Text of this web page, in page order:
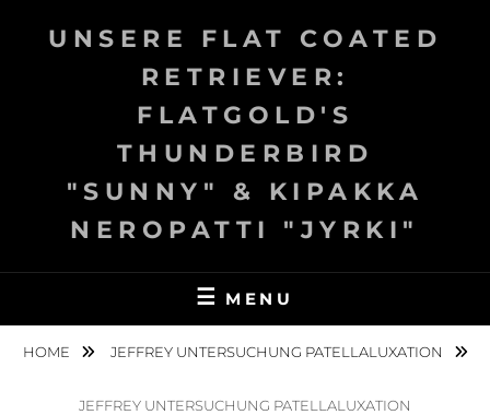
UNSERE FLAT COATED
RETRIEVER:
FLATGOLD'S
THUNDERBIRD
"SUNNY" & KIPAKKA
NEROPATTI "JYRKI"
MENU
HOME JEFFREY UNTERSUCHUNG PATELLALUXATION
JEFFREY UNTERSUCHUNG PATELLALUXATION